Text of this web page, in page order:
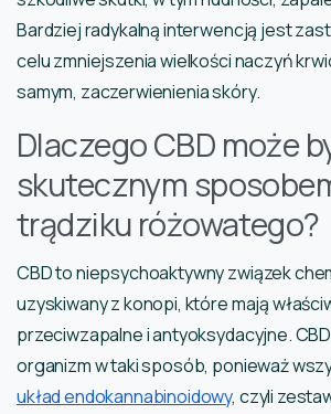
Bardziej radykalną interwencją jest
celu zmniejszenia wielkości naczyń
samym, zaczerwienienia skóry.
Dlaczego CBD może
skutecznym
trądziku różowatego?
CBD to niepsychoaktywny związek
uzyskiwany z konopi, które mają
przeciwzapalne i antyoksydacyjne.
organizm w taki sposób, ponieważ
układ endokannabinoidowy, czyli